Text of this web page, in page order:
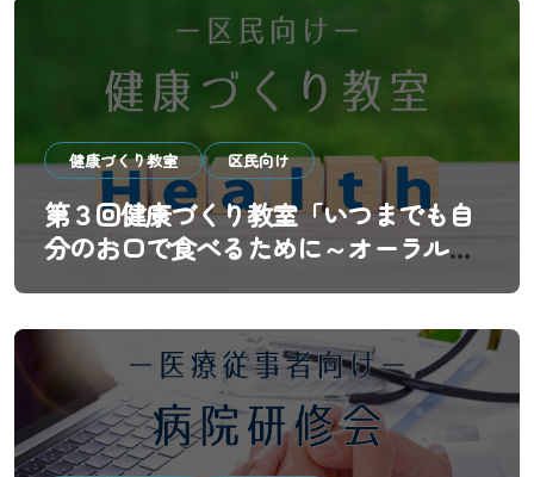
健康づくり教室 区民向け
第３回健康づくり教室「いつまでも自
分のお口で食べるために～オーラルフ